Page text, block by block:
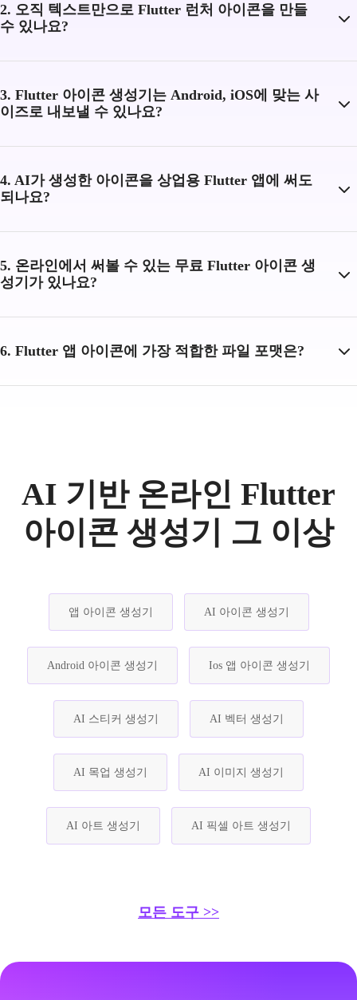
2. 오직 텍스트만으로 Flutter 런처 아이콘을 만들
수 있나요?
3. Flutter 아이콘 생성기는 Android, iOS에 맞는 사
이즈로 내보낼 수 있나요?
4. AI가 생성한 아이콘을 상업용 Flutter 앱에 써도
되나요?
5. 온라인에서 써볼 수 있는 무료 Flutter 아이콘 생
성기가 있나요?
6. Flutter 앱 아이콘에 가장 적합한 파일 포맷은?
AI 기반 온라인 Flutter
아이콘 생성기 그 이상
앱 아이콘 생성기 AI 아이콘 생성기
Android 아이콘 생성기 Ios 앱 아이콘 생성기
AI 스티커 생성기 AI 벡터 생성기
AI 목업 생성기 AI 이미지 생성기
AI 아트 생성기 AI 픽셀 아트 생성기
모든 도구 >>